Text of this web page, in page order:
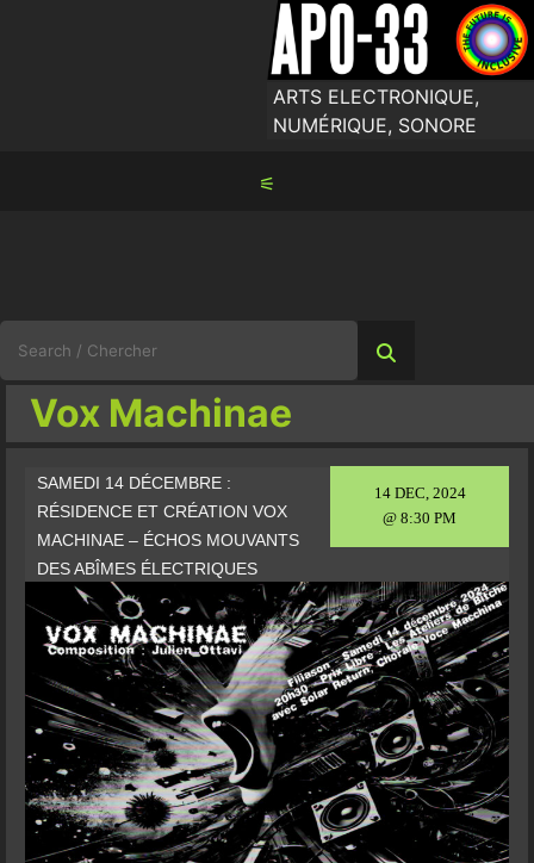
ARTS ELECTRONIQUE,
NUMÉRIQUE, SONORE
⚟
for:
Vox Machinae
14 DEC, 2024
@ 8:30 PM
SAMEDI 14 DÉCEMBRE :
RÉSIDENCE ET CRÉATION VOX
MACHINAE – ÉCHOS MOUVANTS
DES ABÎMES ÉLECTRIQUES